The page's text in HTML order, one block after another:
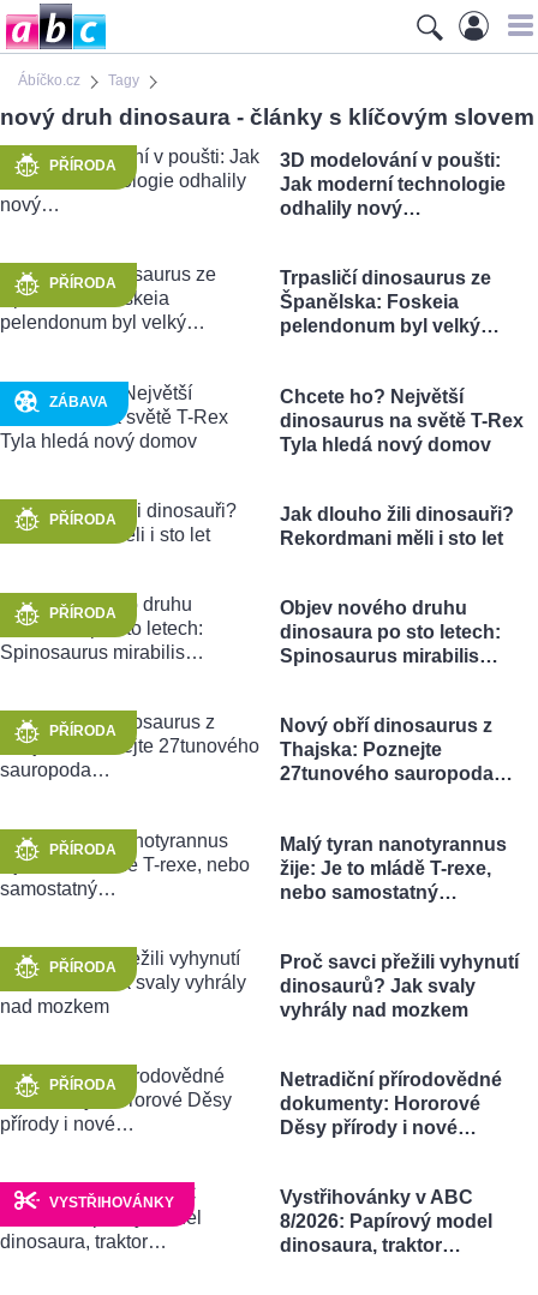
Ábíčko.cz Tagy
nový druh dinosaura - články s klíčovým slovem
PŘÍRODA
3D modelování v poušti:
Jak moderní technologie
odhalily nový…
PŘÍRODA
Trpasličí dinosaurus ze
Španělska: Foskeia
pelendonum byl velký…
ZÁBAVA
Chcete ho? Největší
dinosaurus na světě T-Rex
Tyla hledá nový domov
PŘÍRODA
Jak dlouho žili dinosauři?
Rekordmani měli i sto let
PŘÍRODA
Objev nového druhu
dinosaura po sto letech:
Spinosaurus mirabilis…
PŘÍRODA
Nový obří dinosaurus z
Thajska: Poznejte
27tunového sauropoda…
PŘÍRODA
Malý tyran nanotyrannus
žije: Je to mládě T-rexe,
nebo samostatný…
PŘÍRODA
Proč savci přežili vyhynutí
dinosaurů? Jak svaly
vyhrály nad mozkem
PŘÍRODA
Netradiční přírodovědné
dokumenty: Hororové
Děsy přírody i nové…
VYSTŘIHOVÁNKY
Vystřihovánky v ABC
8/2026: Papírový model
dinosaura, traktor…